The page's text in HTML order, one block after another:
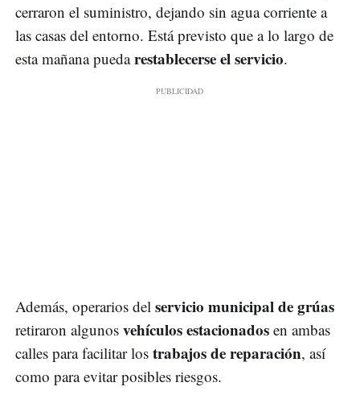
cerraron el suministro, dejando sin agua corriente a
las casas del entorno. Está previsto que a lo largo de
esta mañana puedarestablecerse el servicio.
Además, operarios del servicio municipal de grúas
retiraron algunos vehículos estacionados en ambas
calles para facilitar los trabajos de reparación, así
como para evitar posibles riesgos.